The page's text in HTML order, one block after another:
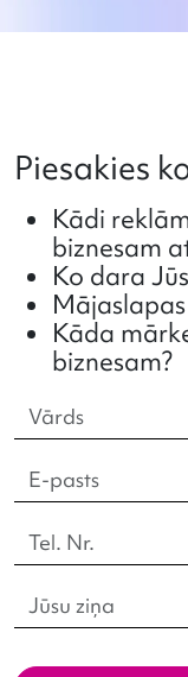
Piesakies
Kādi
biznesam
Ko dara
Kāda
biznesam?